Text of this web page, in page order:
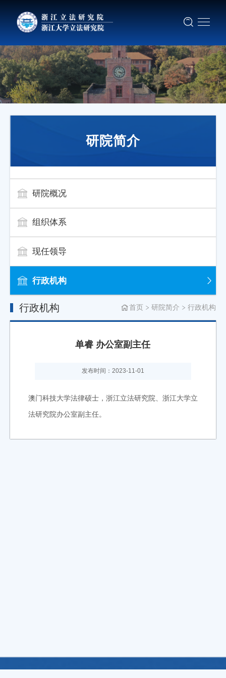
研院简介
研院概况
组织体系
现任领导
行政机构
行政机构 首页 研院简介 行政机构
单睿 办公室副主任
发布时间：2023-11-01
澳门科技大学法律硕士，浙江立法研究院、浙江大学立
法研究院办公室副主任。